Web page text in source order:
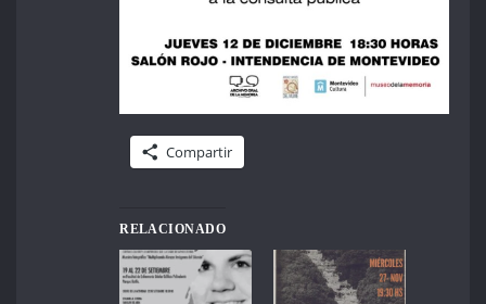
Compartir
RELACIONADO